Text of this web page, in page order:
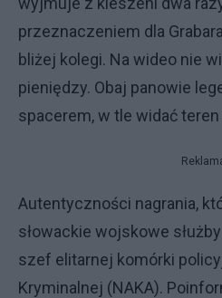
przeznaczeniem dla
bliżej kolegi. Na wideo nie
pieniędzy. Obaj panowie
spacerem, w tle widać
Autentyczności nagrania,
słowackie wojskowe
szef elitarnej komórki
Kryminalnej (NAKA).